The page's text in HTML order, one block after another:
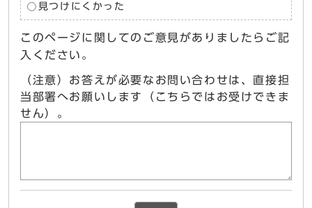
見つけにくかった
このページに関してのご意見がありましたらご記
入ください。
（注意）お答えが必要なお問い合わせは、直接担
当部署へお願いします（こちらではお受けできま
せん）。